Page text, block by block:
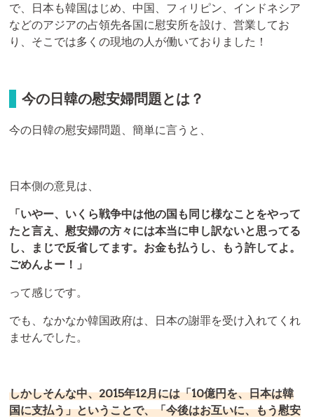
で、日本も韓国はじめ、中国、フィリピン、インドネシア
などのアジアの占領先各国に慰安所を設け、営業してお
り、そこでは多くの現地の人が働いておりました！
今の日韓の慰安婦問題とは？
今の日韓の慰安婦問題、簡単に言うと、
日本側の意見は、
「いやー、いくら戦争中は他の国も同じ様なことをやって
たと言え、慰安婦の方々には本当に申し訳ないと思ってる
し、まじで反省してます。お金も払うし、もう許してよ。
ごめんよー！」
って感じです。
でも、なかなか韓国政府は、日本の謝罪を受け入れてくれ
ませんでした。
しかしそんな中、2015年12月には「10億円を、日本は韓
国に支払う」ということで、「今後はお互いに、もう慰安